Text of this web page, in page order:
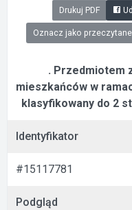
Drukuj PDF
Oznacz jako przeczytane
. Przedmiotem
mieszkańców w
klasyfikowany do 2
Identyfikator
#15117781
Podgląd